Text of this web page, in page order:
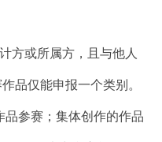
方或所属方，且与他人
品仅能申报一个类别。
品参赛；集体创作的作品